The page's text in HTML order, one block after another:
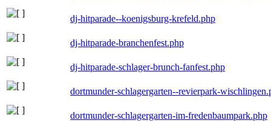
dj-hitparade--koenigsburg-krefeld.php
dj-hitparade-branchenfest.php
dj-hitparade-schlager-brunch-fanfest.php
dortmunder-schlagergarten--revierpark-
dortmunder-schlagergarten-im-fredenbaumpark.php